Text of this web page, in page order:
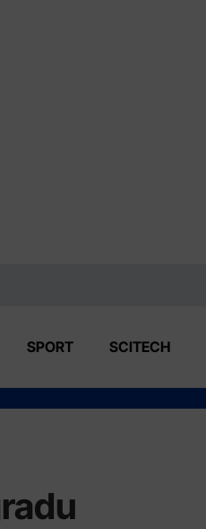
SPORT SCITECH